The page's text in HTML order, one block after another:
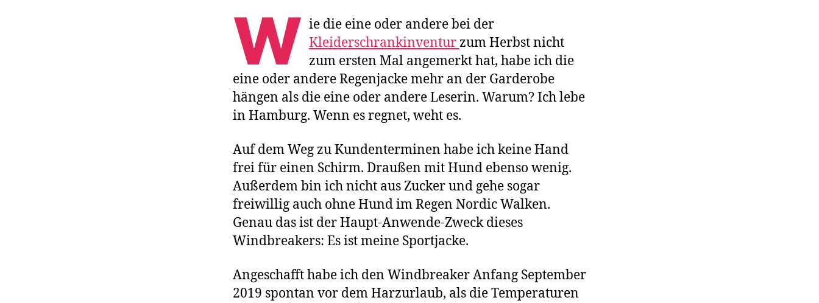
W ie die eine oder andere bei der
Kleiderschrankinventurzum Herbst nicht
zum ersten Mal angemerkt hat, habe ich die
eine oder andere Regenjacke mehr an der Garderobe
hängen als die eine oder andere Leserin. Warum? Ich lebe
in Hamburg. Wenn es regnet, weht es.
Auf dem Weg zu Kundenterminen habe ich keine Hand
frei für einen Schirm. Draußen mit Hund ebenso wenig.
Außerdem bin ich nicht aus Zucker und gehe sogar
freiwillig auch ohne Hund im Regen Nordic Walken.
Genau das ist der Haupt-Anwende-Zweck dieses
Windbreakers: Es ist meine Sportjacke.
Angeschafft habe ich den Windbreaker Anfang September
2019 spontan vor dem Harzurlaub, als die Temperaturen